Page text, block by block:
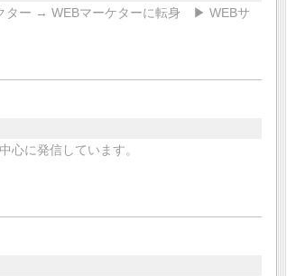
ター → WEBマーケターに転身 ▶︎ WEBサ
心に発信しています。